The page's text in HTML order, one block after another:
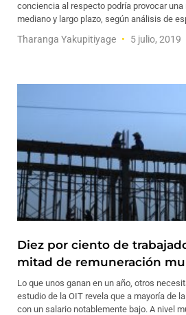
conciencia al respecto podría provocar
mediano y largo plazo, según análisis de
Tharanga Yakupitiyage 5 julio, 2019
Diez por ciento de
mitad de remuneración
Lo que unos ganan en un año, otros
estudio de la OIT revela que a mayoría de
con un salario notablemente bajo. A nivel